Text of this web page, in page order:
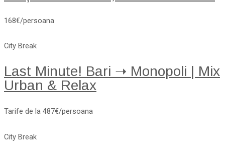
168€/persoana
City Break
Last Minute! Bari ➝ Monopoli | Mix
Urban & Relax
Tarife de la 487€/persoana
City Break